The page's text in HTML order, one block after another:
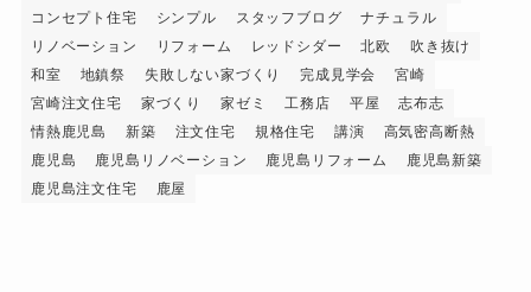
コンセプト住宅
シンプル スタッフブログ
ナチュラル
リノベーション
リフォーム レッドシダー 北欧
吹き抜け
和室
地鎮祭 失敗しない家づくり 完成見学会
宮崎
宮崎注文住宅
家づくり 家ゼミ 工務店 平屋
志布志
情熱鹿児島
新築 注文住宅 規格住宅 講演
高気密高断熱
鹿児島
鹿児島リノベーション 鹿児島リフォーム
鹿児島新築
鹿児島注文住宅
鹿屋